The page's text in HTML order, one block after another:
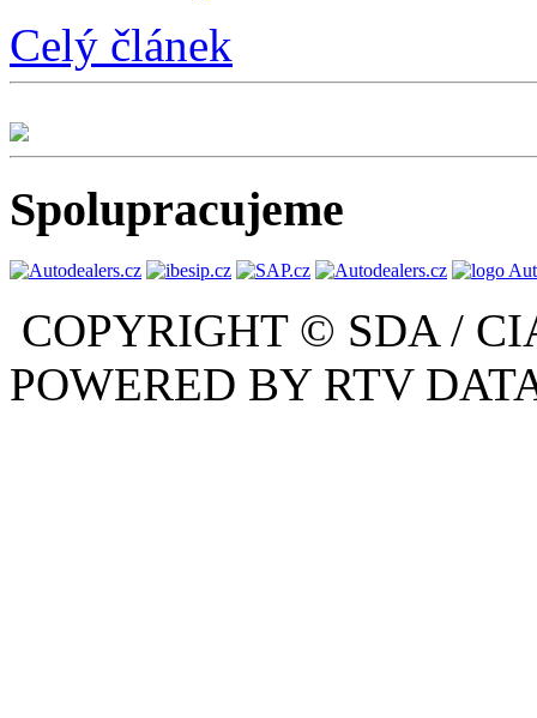
Celý článek
Spolupracujeme
COPYRIGHT © SDA /
POWERED BY RTV